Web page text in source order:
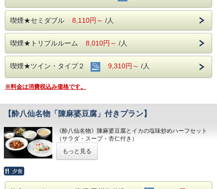
《選べる特選夕食セット》
①海老チリと鶏肉カシューナッツハーフ炒めセット（サラ
②青椒牛肉絲と回鍋肉ハーフセット（サラダ・スープ・杏仁
付き）
仁付き）
【ビュッフェ朝食】と【選べる特選夕食プレート】２食付き
夕食は中国料理の選べる特選夕食セットになります。
＜場所＞
調布アーバンホテル１F 中国料理「酔八仙」
《朝食営業時間》
6:30 a.m. ～ ９:30 a.m.（9:00最終入場）
《夕食営業時間》
17:00 p.m. ～ 20:00 p.m.（19:30ラストオーダー）
のプランでございます。
喫煙★セミダブル 8,110円～ /人
喫煙★トリプルルーム 8,010円～ /人
喫煙★ツイン・タイプ２ 9,310円～ /人
※料金は消費税込み価格です。
【酔八仙名物「陳麻婆豆腐」付きプラン】
《酔八仙名物》陳麻婆豆腐とイカの塩味炒めハーフセット
（サラダ・スープ・杏仁付き）
当店は、四川料理を中心とした中国料理専門店です。
本場四川省より取り寄せました調味料や唐辛子を用い、他で
もっと見る
夕食